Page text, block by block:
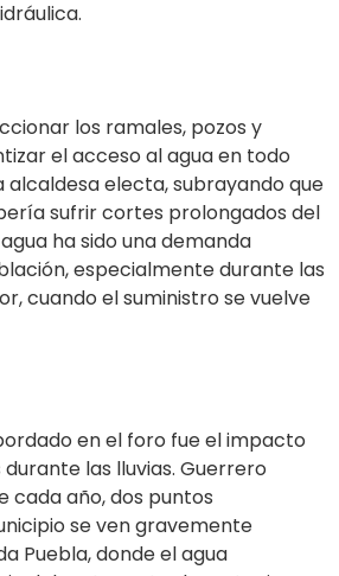
los ramales, pozos y
el acceso al agua en todo
alcaldesa electa, subrayando que
sufrir cortes prolongados del
ha sido una demanda
especialmente durante las
cuando el suministro se vuelve
en el foro fue el impacto
las lluvias. Guerrero
cada año, dos puntos
se ven gravemente
Puebla, donde el agua